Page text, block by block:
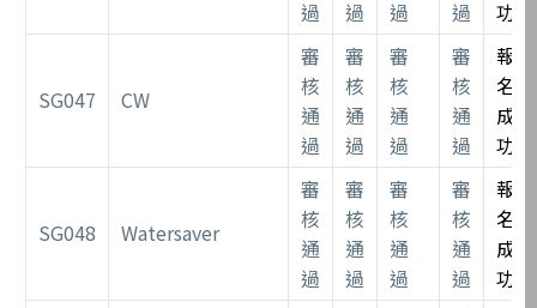
過
過
過
過
功
SG047 CW
審
核
通
過
審
核
通
過
審
核
通
過
審
核
通
過
報
名
成
功
SG048 Watersaver
審
核
通
過
審
核
通
過
審
核
通
過
審
核
通
過
報
名
成
功